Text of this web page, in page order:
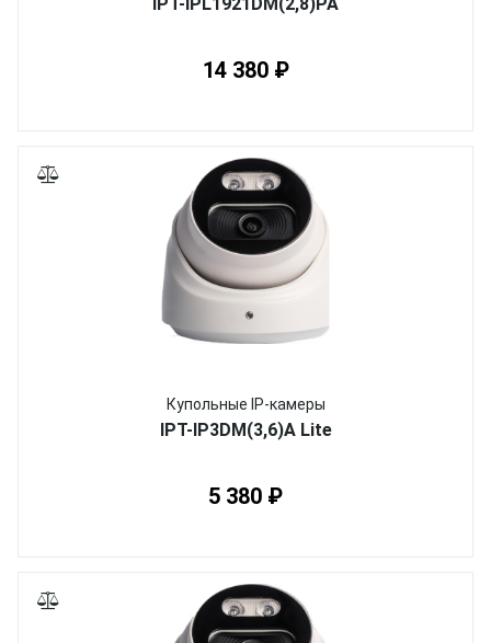
14 380 ₽
Купольные IP-камеры
IPT-IP3DM(3,6)A Lite
5 380 ₽